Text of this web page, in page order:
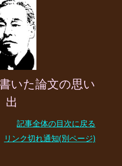
いた論文の思い
出
記事全体の目次に戻る
リンク切れ通知(別ページ)